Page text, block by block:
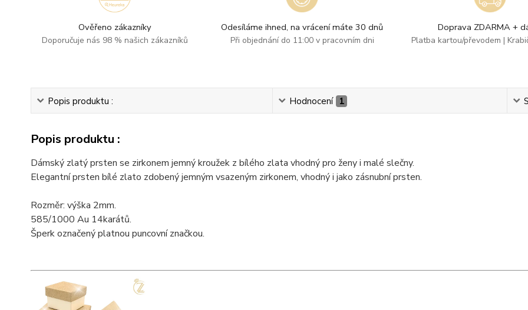
Ověřeno zákazníky
Doporučuje nás 98 % našich zákazníků
Odesíláme ihned, na vrácení máte 30 dnů
Při objednání do 11:00 v pracovním dni
Doprava ZDARMA +
Platba kartou/převodem |
Popis produktu : Hodnocení 1
Popis produktu :
Dámský zlatý prsten se zirkonem jemný kroužek z bílého zlata vhodný pro ženy i malé slečny.
Elegantní prsten bílé zlato zdobený jemným vsazeným zirkonem, vhodný i jako zásnubní prsten.
Rozměr: výška 2mm.
585/1000 Au 14karátů.
Šperk označený platnou puncovní značkou.